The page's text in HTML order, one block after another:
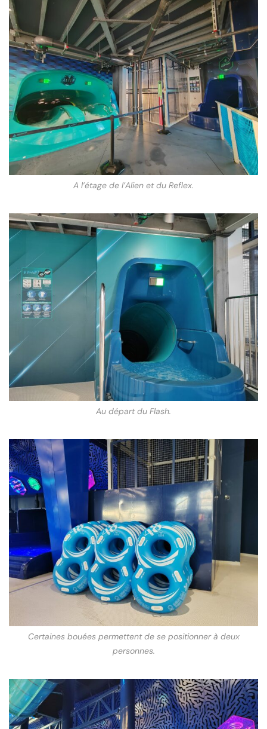
A l’étage de l’Alien et du Reflex.
Au départ du Flash.
Certaines bouées permettent de se positionner à deux
personnes.